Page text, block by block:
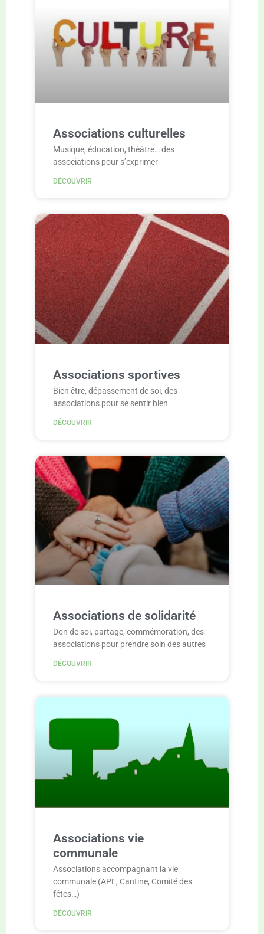
Associations culturelles
Musique, éducation, théâtre… des
associations pour s’exprimer
DÉCOUVRIR
Associations sportives
Bien être, dépassement de soi, des
associations pour se sentir bien
DÉCOUVRIR
Associations de solidarité
Don de soi, partage, commémoration, des
associations pour prendre soin des autres
DÉCOUVRIR
Associations vie
communale
Associations accompagnant la vie
communale (APE, Cantine, Comité des
fêtes…)
DÉCOUVRIR